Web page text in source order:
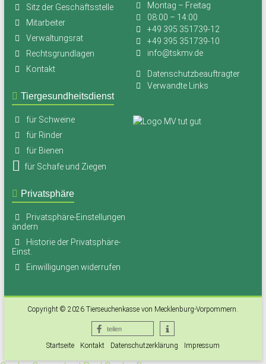
Sitz der Geschäftsstelle
Mitarbeiter
Verwaltungsrat
Rechtsgrundlagen
Kontakt
Tiergesundheitsdienst
für Schweine
für Rinder
für Bienen
für Schafe und Ziegen
Privatsphäre
Privatsphäre-Einstellungen
ändern
Historie der Privatsphäre-
Einst.
Einwilligungen widerrufen
Montag – Freitag
08:00 – 14:00
+49 395 351739-12
+49 395 351739-10
info@tskmv.de
Datenschutzbeauftragter
Verwandte Links
Copyright © 2026Tierseuchenkasse von Mecklenburg-Vorpommern.
teilen
Startseite Kontakt Datenschutzerklärung Impressum